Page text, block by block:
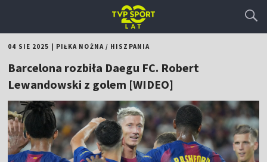
04 SIE 2025 PIŁKA NOŻNA/ HISZPANIA
Barcelona rozbiła Daegu FC. Robert
Lewandowski z golem [WIDEO]